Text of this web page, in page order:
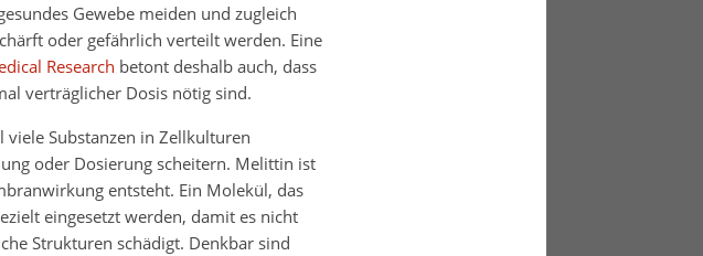
Gewebe meiden und zugleich
oder gefährlich verteilt werden. Eine
Research betont deshalb auch, dass
verträglicher Dosis nötig sind.
Substanzen in Zellkulturen
oder Dosierung scheitern. Melittin ist
entsteht. Ein Molekül, das
eingesetzt werden, damit es nicht
Strukturen schädigt. Denkbar sind